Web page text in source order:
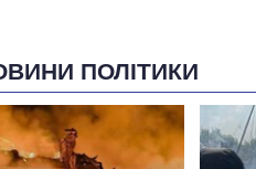
ПОЛІТИКИ